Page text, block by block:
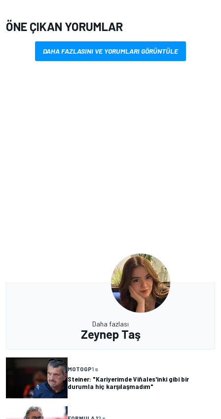
ÖNE ÇIKAN YORUMLAR
DAHA FAZLASINI VE YORUMLARI GÖRÜNTÜLE
Daha fazlası
Zeynep Taş
MOTOGP1 s
Steiner: "Kariyerimde Viñales'inki gibi bir
durumla hiç karşılaşmadım"